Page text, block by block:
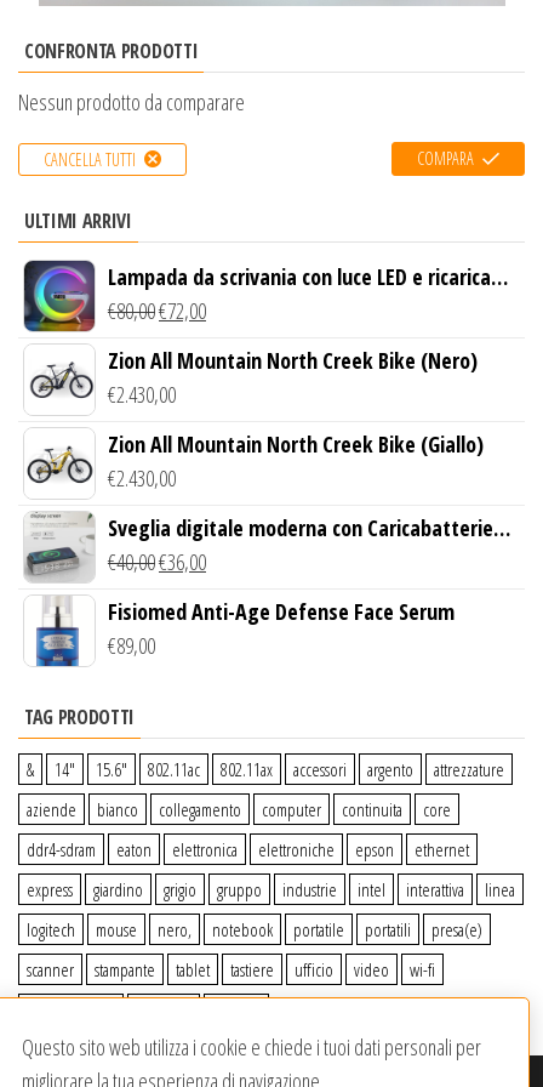
CONFRONTA PRODOTTI
Nessun prodotto da comparare
CANCELLA TUTTI COMPARA
ULTIMI ARRIVI
Lampada da scrivania con luce LED e ricarica
wireless
€80,00€72,00
Zion All Mountain North Creek Bike (Nero)
€2.430,00
Zion All Mountain North Creek Bike (Giallo)
€2.430,00
Sveglia digitale moderna con Caricabatterie
Wireless Qi
€40,00€36,00
Fisiomed Anti-Age Defense Face Serum
€89,00
TAG PRODOTTI
& 14″ 15.6″ 802.11ac 802.11ax accessori argento
attrezzature
aziende
bianco collegamento computer continuita
core
ddr4-sdram
eaton elettronica elettroniche epson
ethernet
express
giardino grigio gruppo industrie intel interattiva
linea
logitech
mouse nero, notebook portatile portatili
presa(e)
scanner
stampante tablet tastiere ufficio video
wi-fi
Questo sito web utilizza i cookie e chiede i tuoi dati personali per
migliorare la tua esperienza di navigazione.